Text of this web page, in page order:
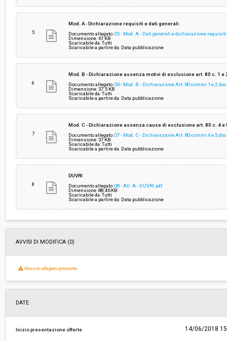
5
Mod. A - Dichiarazione requisiti e dati generali
Documento allegato:05 - Mod. A - Dati generali e dichiarazione
Dimensione: 61 KB
Scaricabile da: Tutti
Scaricabile a partire da: Data pubblicazione
6
Mod. B - Dichiarazione assenza motivi di esclusione art. 80 c. 1 e
Documento allegato:06 - Mod. B - Dichiarazione Art. 80 commi 1 e 2.doc
Dimensione: 37.5 KB
Scaricabile da: Tutti
Scaricabile a partire da: Data pubblicazione
7
Mod. C - Dichiarazione assenza cause di esclusione art. 80 c. 4 e
Documento allegato:07 - Mod. C - Dichiarazione Art. 80 commi 4 e 5.doc
Dimensione: 37 KB
Scaricabile da: Tutti
Scaricabile a partire da: Data pubblicazione
8
DUVRI
Documento allegato:08 - All. A - DUVRI.pdf
Dimensione: 88.46 KB
Scaricabile da: Tutti
Scaricabile a partire da: Data pubblicazione
AVVISI DI MODIFICA (0)
Nessun allegato presente
DATE
Inizio presentazione offerte 14/06/2018